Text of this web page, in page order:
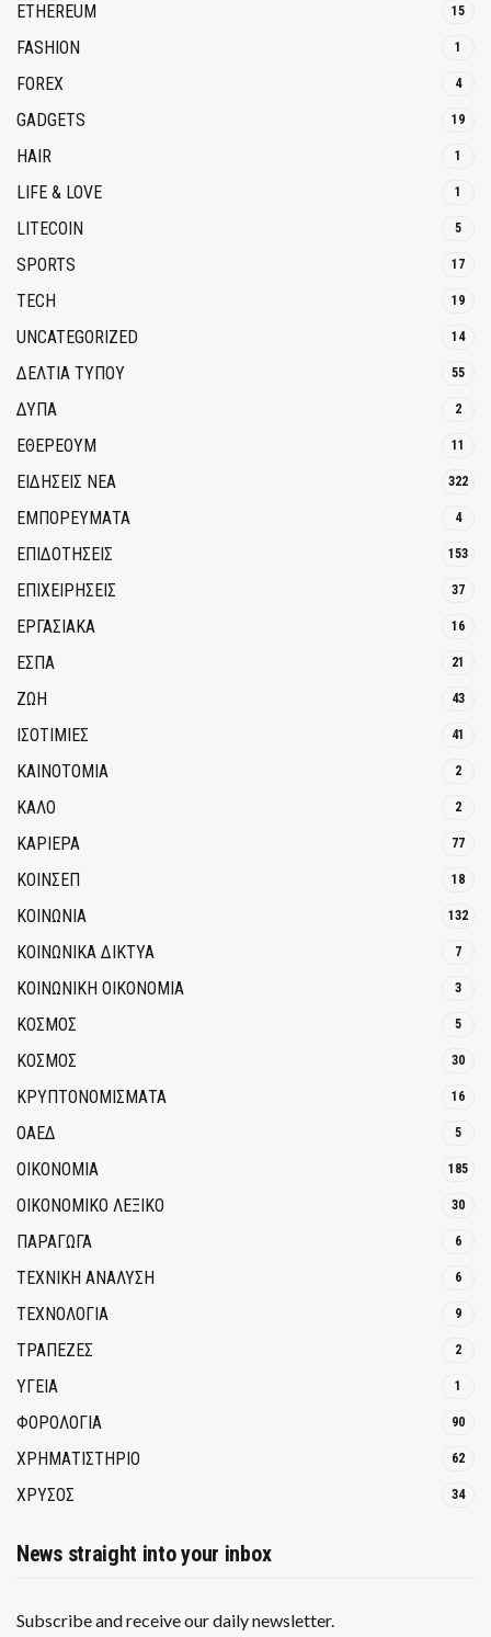
ETHEREUM 15
FASHION 1
FOREX 4
GADGETS 19
HAIR 1
LIFE & LOVE 1
LITECOIN 5
SPORTS 17
TECH 19
UNCATEGORIZED 14
ΔΕΛΤΙΑ ΤΥΠΟΥ 55
ΔΥΠΑ 2
ΕΘΈΡΕΟΥΜ 11
ΕΙΔΗΣΕΙΣ ΝΕΑ 322
ΕΜΠΟΡΕΥΜΑΤΑ 4
ΕΠΙΔΟΤΗΣΕΙΣ 153
ΕΠΙΧΕΙΡΗΣΕΙΣ 37
ΕΡΓΑΣΙΑΚΑ 16
ΕΣΠΑ 21
ΖΩΗ 43
ΙΣΟΤΙΜΙΕΣ 41
ΚΑΙΝΟΤΟΜΊΑ 2
ΚΑΛΟ 2
ΚΑΡΙΕΡΑ 77
ΚΟΙΝΣΕΠ 18
ΚΟΙΝΩΝΙΑ 132
ΚΟΙΝΩΝΙΚΆ ΔΊΚΤΥΑ 7
ΚΟΙΝΩΝΙΚΉ ΟΙΚΟΝΟΜΊΑ 3
ΚΟΣΜΟΣ 5
ΚΟΣΜΟΣ 30
ΚΡΥΠΤΟΝΟΜΊΣΜΑΤΑ 16
ΟΑΕΔ 5
ΟΙΚΟΝΟΜΙΑ 185
ΟΙΚΟΝΟΜΙΚΟ ΛΕΞΙΚΟ 30
ΠΑΡΑΓΩΓΑ 6
ΤΕΧΝΙΚΗ ΑΝΑΛΥΣΗ 6
ΤΕΧΝΟΛΟΓΙΑ 9
ΤΡΆΠΕΖΕΣ 2
ΥΓΕΙΑ 1
ΦΟΡΟΛΟΓΙΑ 90
ΧΡΗΜΑΤΙΣΤΗΡΙΟ 62
ΧΡΥΣΟΣ 34
News straight into your inbox
Subscribe and receive our daily newsletter.